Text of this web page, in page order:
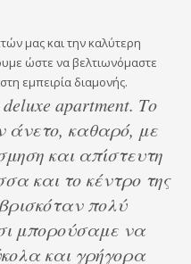
μας και την καλύτερη
ώστε να βελτιωνόμαστε
εμπειρία διαμονής.
apartment. Το
άνετο, καθαρό, με
και απίστευτη
και το κέντρο της
πολύ
μπορούσαμε να
και γρήγορα